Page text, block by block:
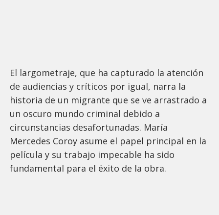
El largometraje, que ha capturado la atención
de audiencias y críticos por igual, narra la
historia de un migrante que se ve arrastrado a
un oscuro mundo criminal debido a
circunstancias desafortunadas. María
Mercedes Coroy asume el papel principal en la
película y su trabajo impecable ha sido
fundamental para el éxito de la obra.